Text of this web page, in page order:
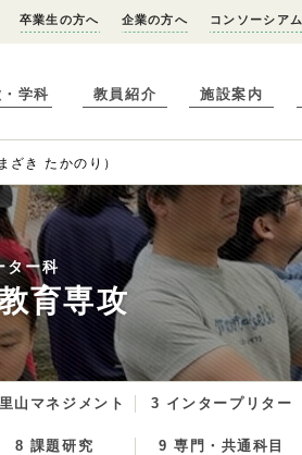
卒業生の方へ 企業の方へ コンソーシアム
学科 教員紹介 施設案内
ざき たかのり）
ター科
育専攻
山マネジメント 3 インタープリター
8 課題研究 9 専門・共通科目